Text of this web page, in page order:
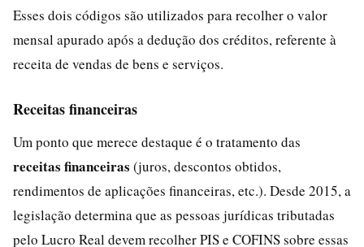
Esses dois códigos são utilizados para recolher o valor
mensal apurado após a dedução dos créditos, referente à
receita de vendas de bens e serviços.
Receitas financeiras
Um ponto que merece destaque é o tratamento das
receitas financeiras (juros, descontos obtidos,
rendimentos de aplicações financeiras, etc.). Desde 2015, a
legislação determina que as pessoas jurídicas tributadas
pelo Lucro Real devem recolher PIS e COFINS sobre essas